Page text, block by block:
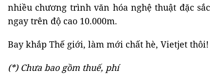
nhiều chương trình văn hóa nghệ thuật đặc sắc
ngay trên độ cao 10.000m.
Bay khắp Thế giới, làm mới chất hè, Vietjet thôi!
(*) Chưa bao gồm thuế, phí